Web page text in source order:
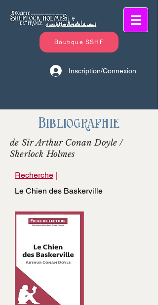
Boutique SSHF
Inscription/Connexion
Bibliographie
de Sir Arthur Conan Doyle /
Sherlock Holmes
Recherche |
Le Chien des Baskerville